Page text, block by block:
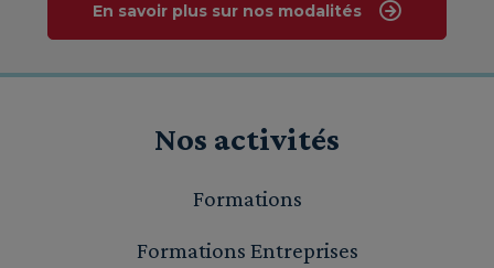
En savoir plus sur nos modalités
Nos activités
Formations
Formations Entreprises